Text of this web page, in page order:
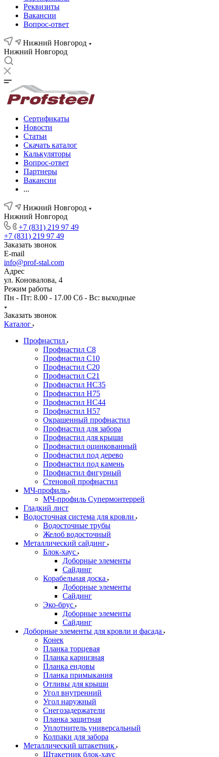
Реквизиты
Вакансии
Вопрос-ответ
Нижний Новгород
Нижний Новгород
Сертификаты
Новости
Статьи
Скачать каталог
Калькуляторы
Вопрос-ответ
Партнеры
Вакансии
...
Нижний Новгород
Нижний Новгород
+7 (831) 219 97 49
+7 (831) 219 97 49
Заказать звонок
E-mail
info@prof-stal.com
Адрес
ул. Коновалова, 4
Режим работы
Пн - Пт: 8.00 - 17.00 Сб - Вс: выходные
Заказать звонок
Каталог
Профнастил
Профнастил С8
Профнастил С10
Профнастил С20
Профнастил С21
Профнастил НС35
Профнастил Н75
Профнастил HC44
Профнастил Н57
Окрашенный профнастил
Профнастил для забора
Профнастил для крыши
Профнастил оцинкованный
Профнастил под дерево
Профнастил под камень
Профнастил фигурный
Стеновой профнастил
МЧ-профиль
МЧ-профиль Супермонтеррей
Гладкий лист
Водосточная система для кровли
Водосточные трубы
Желоб водосточный
Металлический сайдинг
Блок-хаус
Доборные элементы
Сайдинг
Корабельная доска
Доборные элементы
Сайдинг
Эко-брус
Доборные элементы
Сайдинг
Доборные элементы для кровли и фасада
Конек
Планка торцевая
Планка карнизная
Планка ендовы
Планка примыкания
Отливы для крыши
Угол внутренний
Угол наружный
Снегозадержатели
Планка защитная
Уплотнитель универсальный
Колпаки для забора
Металлический штакетник
Штакетник блок-хаус